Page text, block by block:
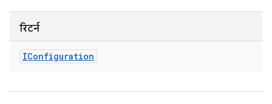
रिटर्न
IConfiguration